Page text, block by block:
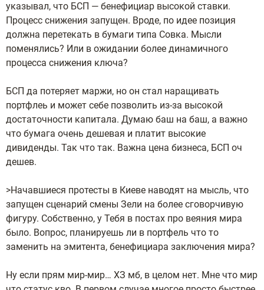
указывал, что БСП — бенефициар высокой ставки.
Процесс снижения запущен. Вроде, по идее позиция
должна перетекать в бумаги типа Совка. Мысли
поменялись? Или в ожидании более динамичного
процесса снижения ключа?
БСП да потеряет маржи, но он стал наращивать
портфлеь и может себе позволить из-за высокой
достаточности капитала. Думаю баш на баш, а важно
что бумага очень дешевая и платит высокие
дивиденды. Так что так. Важна цена бизнеса, БСП оч
дешев.
>Начавшиеся протесты в Киеве наводят на мысль, что
запущен сценарий смены Зели на более сговорчивую
фигуру. Собственно, у Тебя в постах про веяния мира
было. Вопрос, планируешь ли в портфель что то
заменить на эмитента, бенефициара заключения мира?
Ну если прям мир-мир… ХЗ мб, в целом нет. Мне что мир